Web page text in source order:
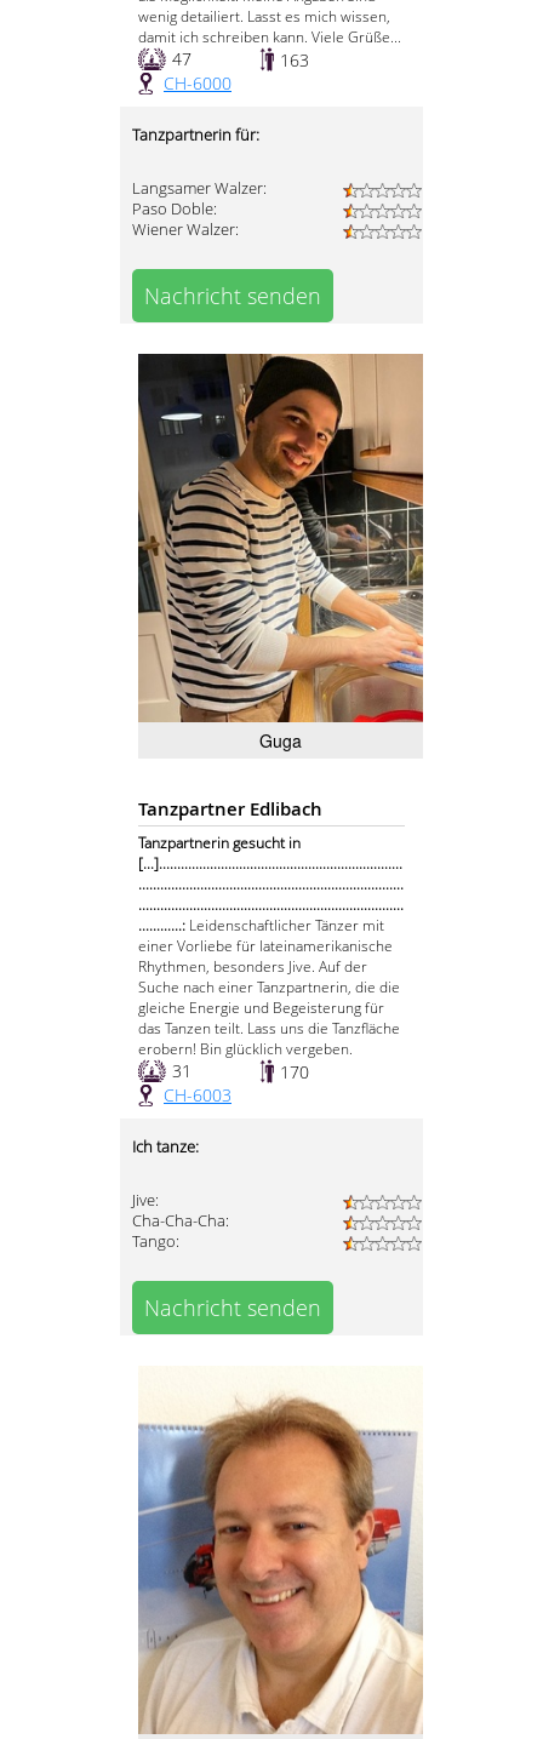
wenig detailiert. Lasst es mich wissen,
damit ich schreiben kann. Viele Grüße...
47
163
CH-6000
Tanzpartnerin für:
Langsamer Walzer:
Paso Doble:
Wiener Walzer:
Nachricht senden
Guga
Tanzpartner Edlibach
Tanzpartnerin gesucht in
[...]...................................................................
.........................................................................
.........................................................................
............: Leidenschaftlicher Tänzer mit
einer Vorliebe für lateinamerikanische
Rhythmen, besonders Jive. Auf der
Suche nach einer Tanzpartnerin, die die
gleiche Energie und Begeisterung für
das Tanzen teilt. Lass uns die Tanzfläche
erobern! Bin glücklich vergeben.
31
170
CH-6003
Ich tanze:
Jive:
Cha-Cha-Cha:
Tango:
Nachricht senden